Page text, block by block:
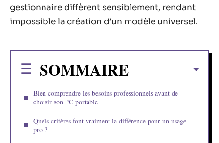
gestionnaire diffèrent sensiblement, rendant
impossible la création d’un modèle universel.
SOMMAIRE
Bien comprendre les besoins professionnels avant de
choisir son PC portable
Quels critères font vraiment la différence pour un usage
pro ?